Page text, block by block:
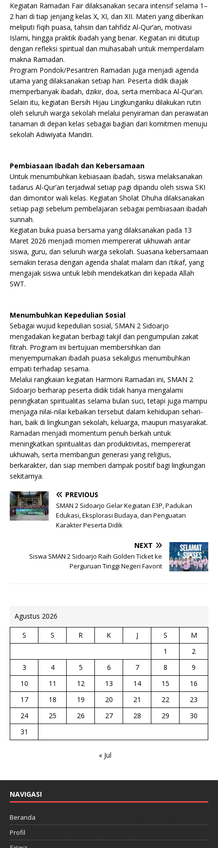
Kegiatan Ramadan Fair dilaksanakan secara intensif selama 1–
2 hari di tiap jenjang kelas X, XI, dan XII. Materi yang diberikan
meliputi fiqih puasa, tahsin dan tahfidz Al-Qur’an, motivasi
Islami, hingga praktik ibadah yang benar. Kegiatan ini ditutup
dengan refleksi spiritual dan muhasabah untuk memperdalam
makna Ramadan.
Program Pondok/Pesantren Ramadan juga menjadi agenda
utama yang dilaksanakan setiap hari. Peserta didik diajak
memperbanyak ibadah, dzikir, doa, serta membaca Al-Qur’an.
Selain itu, kegiatan Bersih Hijau Lingkunganku dilakukan rutin
oleh seluruh warga sekolah melalui penyiraman dan perawatan
tanaman di depan kelas sebagai bagian dari komitmen menuju
sekolah Adiwiyata Mandiri.
Pembiasaan Ibadah dan Kebersamaan
Untuk menumbuhkan kebiasaan ibadah, siswa melaksanakan
tadarus Al-Qur’an terjadwal setiap pagi dipandu oleh siswa SKI
dan dimonitor wali kelas. Kegiatan Sholat Dhuha dilaksanakan
setiap pagi sebelum pembelajaran sebagai pembiasaan ibadah
sunnah.
Kegiatan buka puasa bersama yang dilaksanakan pada 13
Maret 2026 menjadi momen mempererat ukhuwah antar
siswa, guru, dan seluruh warga sekolah. Suasana kebersamaan
semakin terasa dengan agenda shalat malam dan i’tikaf, yang
mengajak siswa untuk lebih mendekatkan diri kepada Allah
SWT.
Menumbuhkan Kepedulian Sosial
Sebagai wujud kepedulian sosial, SMAN 2 Sidoarjo
mengadakan kegiatan berbagi takjil dan pengumpulan zakat
fitrah. Program ini bertujuan membersihkan dan
menyempurnakan ibadah puasa sekaligus menumbuhkan
empati terhadap sesama.
Melalui rangkaian kegiatan Harmoni Ramadan ini, SMAN 2
Sidoarjo berharap peserta didik tidak hanya mengalami
peningkatan spiritualitas selama bulan suci, tetapi juga mampu
menjaga nilai-nilai kebaikan tersebut dalam kehidupan sehari-
hari, baik di lingkungan sekolah, keluarga, maupun masyarakat.
Ramadan menjadi momentum penuh berkah untuk
meningkatkan spiritualitas dan produktivitas, mempererat
ukhuwah, serta membangun generasi yang religius,
berkarakter, dan siap memberi dampak positif bagi lingkungan
sekitarnya.
PREVIOUS
SMAN 2 Sidoarjo Gelar Kegiatan E3P, Padukan
Edukasi, Eksplorasi Budaya, dan Penguatan
Karakter Peserta Didik
NEXT
Siswa SMAN 2 Sidoarjo Raih Golden Ticket ke
Perguruan Tinggi Negeri Favorit
Agustus 2026
S S R K J S
M
1
2
3
4 5 6 7 8
9
10
11 12 13 14 15
16
17
18 19 20 21 22
23
24
25 26 27 28 29
30
31
« Jul
NAVIGASI
Beranda
Profil